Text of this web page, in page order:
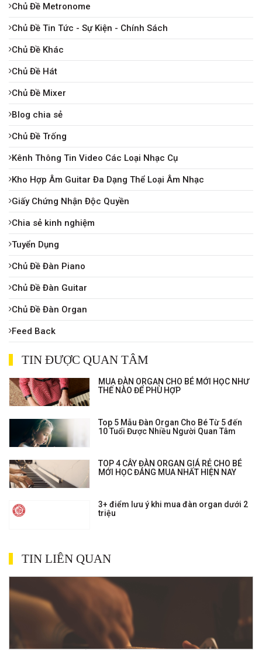
Chủ Đề Metronome
Chủ Đề Tin Tức - Sự Kiện - Chính Sách
Chủ Đề Khác
Chủ Đề Hát
Chủ Đề Mixer
Blog chia sẻ
Chủ Đề Trống
Kênh Thông Tin Video Các Loại Nhạc Cụ
Kho Hợp Âm Guitar Đa Dạng Thể Loại Âm Nhạc
Giấy Chứng Nhận Độc Quyền
Chia sẻ kinh nghiệm
Tuyển Dụng
Chủ Đề Đàn Piano
Chủ Đề Đàn Guitar
Chủ Đề Đàn Organ
Feed Back
TIN ĐƯỢC QUAN TÂM
MUA ĐÀN ORGAN CHO BÉ MỚI HỌC NHƯ
THẾ NÀO ĐỂ PHÙ HỢP
Top 5 Mẫu Đàn Organ Cho Bé Từ 5 đến
10 Tuổi Được Nhiều Người Quan Tâm
TOP 4 CÂY ĐÀN ORGAN GIÁ RẺ CHO BÉ
MỚI HỌC ĐÁNG MUA NHẤT HIỆN NAY
3+ điểm lưu ý khi mua đàn organ dưới 2
triệu
TIN LIÊN QUAN